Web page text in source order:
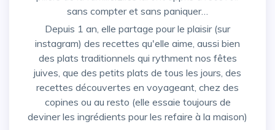
sans compter et sans paniquer…
Depuis 1 an, elle partage pour le plaisir (sur
instagram) des recettes qu'elle aime, aussi bien
des plats traditionnels qui rythment nos fêtes
juives, que des petits plats de tous les jours, des
recettes découvertes en voyageant, chez des
copines ou au resto (elle essaie toujours de
deviner les ingrédients pour les refaire à la maison)